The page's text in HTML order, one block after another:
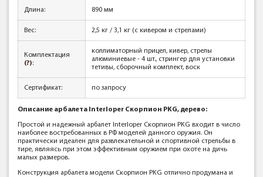
Длина: 890 мм
Вес: 2,5 кг / 3,1 кг (с кивером и стрелами)
Комплектация
(?):
коллиматорный прицел, кивер, стрелы
алюминиевые - 4 шт., стрингер для установки
тетивы, сборочный комплект, воск
Сертификат: по запросу
Описание арбалета Interloper Скорпион PKG, дерево:
Простой и надежный арбалет Interloper Скорпион PKG входит в число
наиболее востребованных в РФ моделей данного оружия. Он
практически идеален для развлекательной и спортивной стрельбы в
тире, являясь при этом эффективным оружием при охоте на дичь
малых размеров.
Конструкция арбалета модели Скорпион PKG отлично продумана и